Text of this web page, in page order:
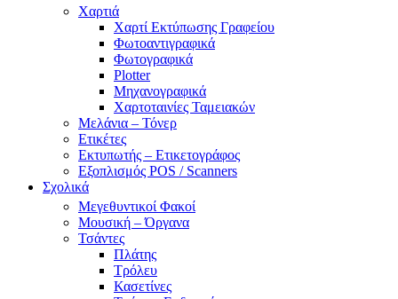
Χαρτιά
Χαρτί Εκτύπωσης Γραφείου
Φωτοαντιγραφικά
Φωτογραφικά
Plotter
Μηχανογραφικά
Χαρτοταινίες Ταμειακών
Μελάνια – Τόνερ
Ετικέτες
Εκτυπωτής – Ετικετογράφος
Εξοπλισμός POS / Scanners
Σχολικά
Μεγεθυντικοί Φακοί
Μουσική – Όργανα
Τσάντες
Πλάτης
Τρόλευ
Κασετίνες